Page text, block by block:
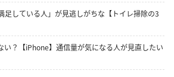
足している人」が見逃しがちな【トイレ掃除の3
い？【iPhone】通信量が気になる人が見直したい